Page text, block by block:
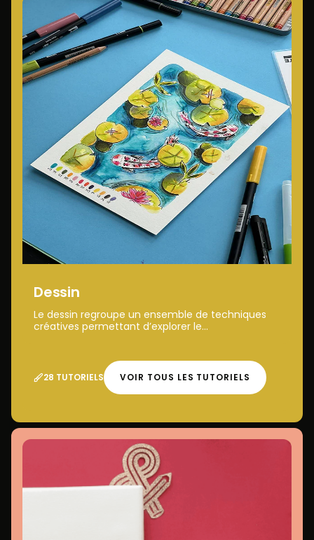
Dessin
Le dessin regroupe un ensemble de techniques
créatives permettant d’explorer le...
28 TUTORIELS VOIR TOUS LES TUTORIELS